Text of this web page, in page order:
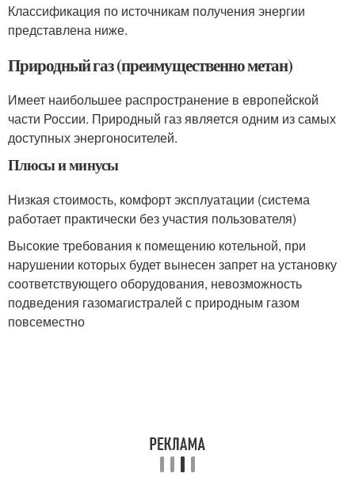
Классификация по источникам получения энергии
представлена ниже.
Природный газ (преимущественно метан)
Имеет наибольшее распространение в европейской
части России. Природный газ является одним из самых
доступных энергоносителей.
Плюсы и минусы
Низкая стоимость, комфорт эксплуатации (система
работает практически без участия пользователя)
Высокие требования к помещению котельной, при
нарушении которых будет вынесен запрет на установку
соответствующего оборудования, невозможность
подведения газомагистралей с природным газом
повсеместно